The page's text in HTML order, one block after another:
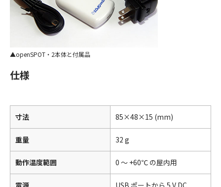
openSPOT・2本体と付属品
仕様
寸法 85×48×15 (mm)
重量 32 g
動作温度範囲 0 ～ +60℃ の屋内用